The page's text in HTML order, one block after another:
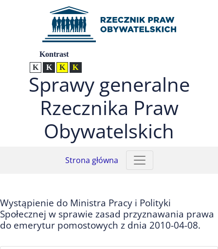
Przejdź do menu głównego (nacisnij Enter)
Przejdź do treści (nacisnij Enter)
Przejdź do mapy serwisu (nacisnij Enter)
UstawieniaKontrast
Kontrast normalny
Kontrast biały tekst na czarnym
Kontrast czarny tekst na żółtym
Sprawy generalne
Rzecznika Praw
Obywatelskich
Strona główna
Wystąpienie do Ministra Pracy i Polityki
Społecznej w sprawie zasad przyznawania prawa
do emerytur pomostowych z dnia 2010-04-08.